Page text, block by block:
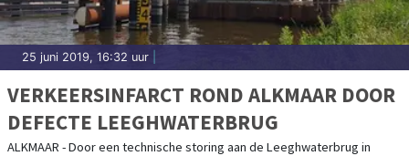
25 juni 2019, 16:32 uur
VERKEERSINFARCT ROND ALKMAAR DOOR
DEFECTE LEEGHWATERBRUG
ALKMAAR - Door een technische storing aan de Leeghwaterbrug in